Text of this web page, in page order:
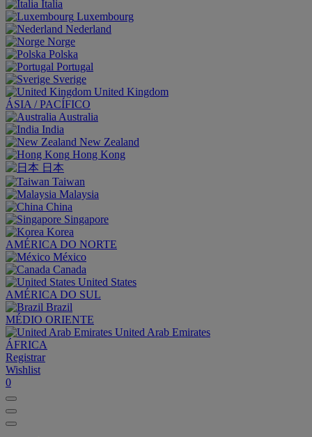
Italia
Luxembourg
Nederland
Norge
Polska
Portugal
Sverige
United Kingdom
ÁSIA / PACÍFICO
Australia
India
New Zealand
Hong Kong
日本
Taiwan
Malaysia
China
Singapore
Korea
AMÉRICA DO NORTE
México
Canada
United States
AMÉRICA DO SUL
Brazil
MÉDIO ORIENTE
United Arab Emirates
ÁFRICA
Registrar
Wishlist
0